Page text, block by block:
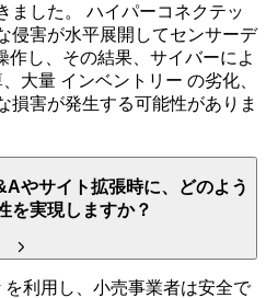
ました。 ハイパーコネクテッ
侵害が水平展開してセンサーデ
作し、その結果、サイバーによ
大量 インベントリー の劣化、
損害が発生する可能性がありま
やサイト拡張時に、どのよう
を実現しますか？
を利用し、小売事業者は安全で